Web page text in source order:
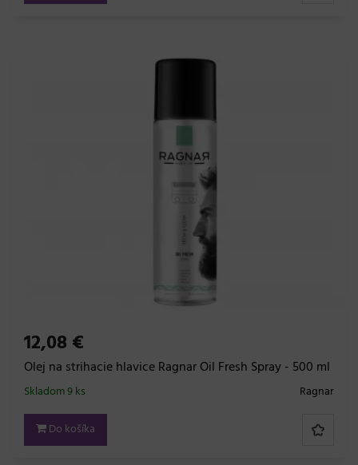
12,08 €
Olej na strihacie hlavice Ragnar Oil Fresh Spray - 500 ml
Ragnar
Skladom 9 ks
Do košíka